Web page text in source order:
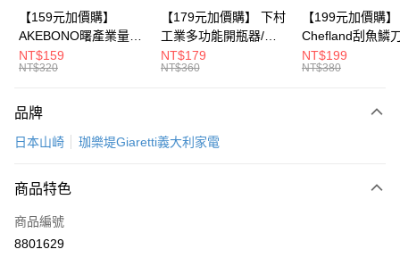
全盈+PAY
大哥付你分期
相關說明
2.付款方式選擇「大哥付你分期」，訂單成立後會自動跳轉到大哥付的交易
成交易。
4.訂單成立30分鐘內，如未前往確認交易或遇審核未通過，訂單將自動取
消。如遇「轉專審核」未通過狀況，表示未達大哥付你分期系統評分，恕無
【繳款方式說明】
1.分期款項不併入電信帳單，「大哥付你分期」於每月結算日後寄送繳費提
運送方式
每筆NT$150，滿NT$499(含以上)免運費
【159元加價購】
AKEBONO曙產業量米
杯漏斗組(白)/量米杯/
米桶/量米用具/任二件8
NT$159
NT$320
【179元加價購】 下村
工業多功能開瓶器/開
瓶器/餐廚用品/料理道
具/任二件8折
NT$179
NT$360
【199元加價購】
Chefland刮魚鱗
魚鱗器/廚房用品/
道具/任二件8折
NT$199
NT$380
品牌
日本山崎 珈樂堤Giaretti義大利家電
商品特色
商品編號
8801629